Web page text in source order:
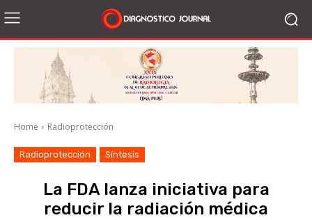
Home Radioprotección
Radioprotección Síntesis
La FDA lanza iniciativa para
reducir la radiación médica